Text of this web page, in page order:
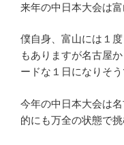
来年の中日本大会は富
僕自身、富山には１
もありますが名古屋
ードな１日になりそう
今年の中日本大会は
的にも万全の状態で